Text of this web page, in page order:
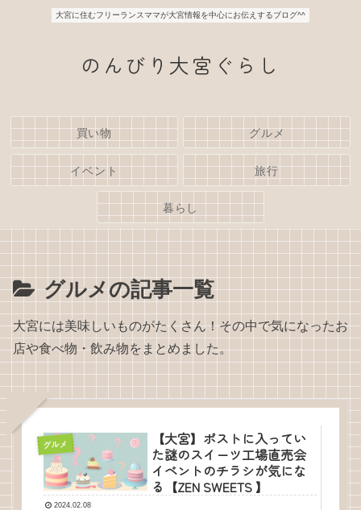
大宮に住むフリーランスママが大宮情報を中心にお伝えするブログ^^
のんびり大宮ぐらし
買い物 グルメ
イベント 旅行
暮らし
グルメの記事一覧
大宮には美味しいものがたくさん！その中で気になったお
店や食べ物・飲み物をまとめました。
グルメ
【大宮】ポストに入ってい
た謎のスイーツ工場直売会
イベントのチラシが気にな
る【ZEN SWEETS 】
2024.02.08